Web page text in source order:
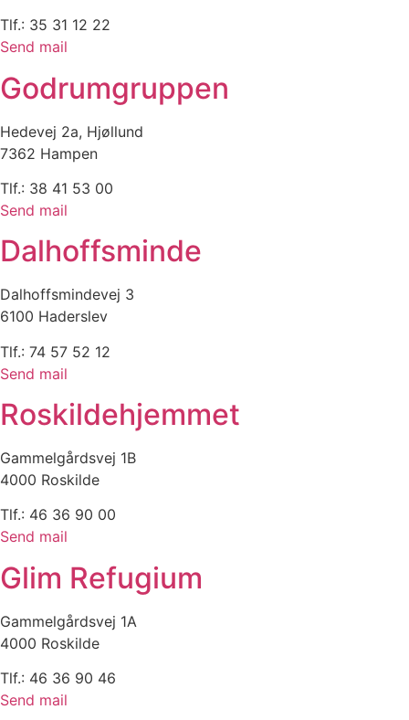
Tlf.: 35 31 12 22
Send mail
Godrumgruppen
Hedevej 2a, Hjøllund
7362 Hampen
Tlf.: 38 41 53 00
Send mail
Dalhoffsminde
Dalhoffsmindevej 3
6100 Haderslev
Tlf.: 74 57 52 12
Send mail
Roskildehjemmet
Gammelgårdsvej 1B
4000 Roskilde
Tlf.: 46 36 90 00
Send mail
Glim Refugium
Gammelgårdsvej 1A
4000 Roskilde
Tlf.: 46 36 90 46
Send mail